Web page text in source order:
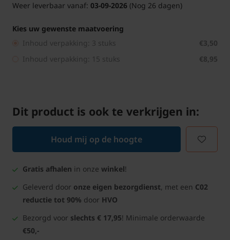
Weer leverbaar vanaf: 03-09-2026 (Nog 26 dagen)
Kies uw gewenste maatvoering
Inhoud verpakking: 3 stuks
€3,50
Inhoud verpakking: 15 stuks
€8,95
Dit product is ook te verkrijgen in:
Houd mij op de hoogte
Gratis afhalen in onze winkel!
Geleverd door onze eigen bezorgdienst, met een C02
reductie tot 90% door HVO
Bezorgd voor slechts € 17,95! Minimale orderwaarde
€50,-